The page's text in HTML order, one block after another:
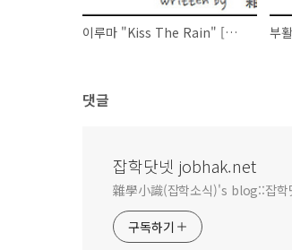
이루마 "Kiss The Rain" [오늘 이런 음악 어때요 - 100705]
댓글
잡학닷넷 jobhak.net
雜學小識(잡학소식)'s blog::잡학
구독하기